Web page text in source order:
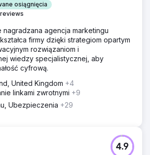
osiągnięcia
nagradzana agencja marketingu
firmy dzięki strategiom opartym
rozwiązaniom i
wiedzy specjalistycznej, aby
cyfrową.
United Kingdom +4
linkami zwrotnymi +9
Ubezpieczenia +29
4.9